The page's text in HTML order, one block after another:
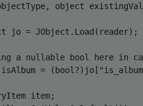
object
jo = JObject.Load(reader);
a nullable bool here in
= (bool ?)jo[
item;